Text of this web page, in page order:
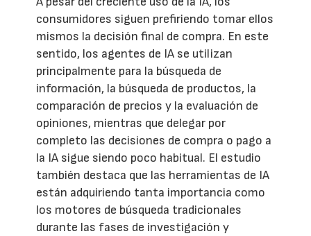
consumidores siguen prefiriendo tomar ellos
mismos la decisión final de compra. En este
sentido, los agentes de IA se utilizan
principalmente para la búsqueda de
información, la búsqueda de productos, la
comparación de precios y la evaluación de
opiniones, mientras que delegar por
completo las decisiones de compra o pago a
la IA sigue siendo poco habitual. El estudio
también destaca que las herramientas de IA
están adquiriendo tanta importancia como
los motores de búsqueda tradicionales
durante las fases de investigación y